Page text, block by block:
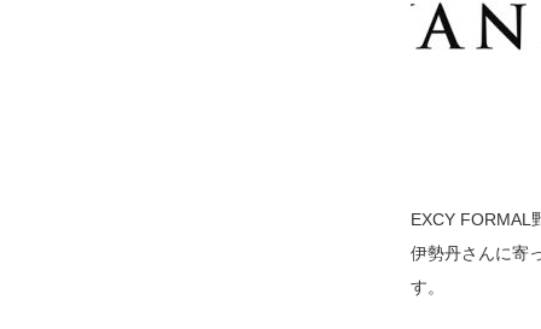
EXCY FORMAL
伊勢丹さんに寄
す。